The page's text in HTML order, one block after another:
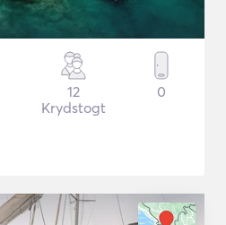
12
Krydstogt
0